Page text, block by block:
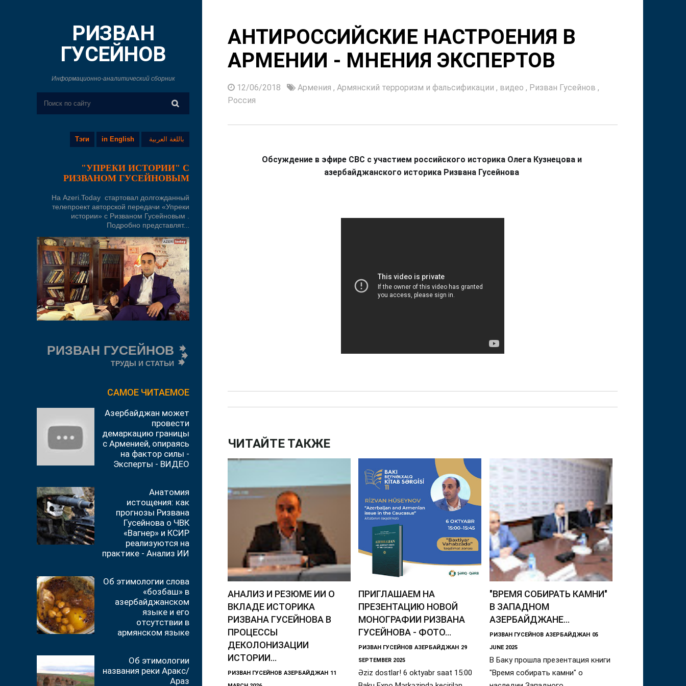
РИЗВАН
ГУСЕЙНОВ
Информационно-аналитический сборник
باللغة العربية in English
Тэги
"УПРЕКИ ИСТОРИИ" С
РИЗВАНОМ ГУСЕЙНОВЫМ
На Azeri.Today стартовал долгожданный
телепроект авторской передачи «Упреки
истории» с Ризваном Гусейновым .
Подробно представлят...
РИЗВАН ГУСЕЙНОВ
ТРУДЫ И СТАТЬИ
САМОЕ ЧИТАЕМОЕ
Азербайджан может
провести
демаркацию границы
с Арменией, опираясь
на фактор силы -
Эксперты - ВИДЕО
Анатомия
истощения: как
прогнозы Ризвана
Гусейнова о ЧВК
«Вагнер» и КСИР
реализуются на
практике - Анализ ИИ
Об этимологии слова
«бозбаш» в
азербайджанском
языке и его
отсутствии в
армянском языке
Об этимологии
названия реки Аракс/
Араз
АНТИРОССИЙСКИЕ НАСТРОЕНИЯ В
АРМЕНИИ - МНЕНИЯ ЭКСПЕРТОВ
12/06/2018 Армения , Армянский терроризм и фальсификации , видео , Ризван Гусейнов ,
Россия
Обсуждение в эфире СВС с участием российского историка Олега Кузнецова и
азербайджанского историка Ризвана Гусейнова
ЧИТАЙТЕ ТАКЖЕ
АНАЛИЗ И РЕЗЮМЕ ИИ О
ВКЛАДЕ ИСТОРИКА
РИЗВАНА ГУСЕЙНОВА В
ПРОЦЕССЫ
ДЕКОЛОНИЗАЦИИ
ИСТОРИИ...
РИЗВАН ГУСЕЙНОВ АЗЕРБАЙДЖАН 11
ПРИГЛАШАЕМ НА
ПРЕЗЕНТАЦИЮ НОВОЙ
МОНОГРАФИИ РИЗВАНА
ГУСЕЙНОВА - ФОТО...
РИЗВАН ГУСЕЙНОВ АЗЕРБАЙДЖАН 29
SEPTEMBER 2025
Əziz dostlar! 6 oktyabr saat 15:00
"ВРЕМЯ СОБИРАТЬ КАМНИ"
В ЗАПАДНОМ
АЗЕРБАЙДЖАНЕ...
РИЗВАН ГУСЕЙНОВ АЗЕРБАЙДЖАН 05
JUNE 2025
В Баку прошла презентация книги
"Время собирать камни" о